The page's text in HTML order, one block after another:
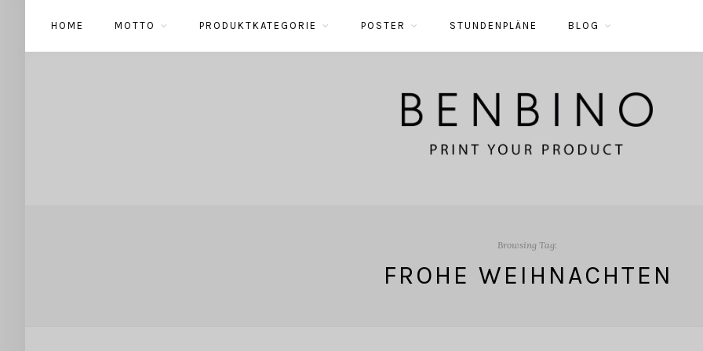
HOME MOTTO PRODUKTKATEGORIE POSTER STUNDENPLÄNE BLOG
Browsing Tag:
FROHE WEIHNACHTEN